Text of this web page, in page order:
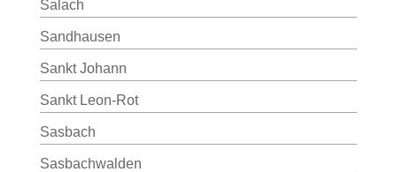
Salach
Sandhausen
Sankt Johann
Sankt Leon-Rot
Sasbach
Sasbachwalden